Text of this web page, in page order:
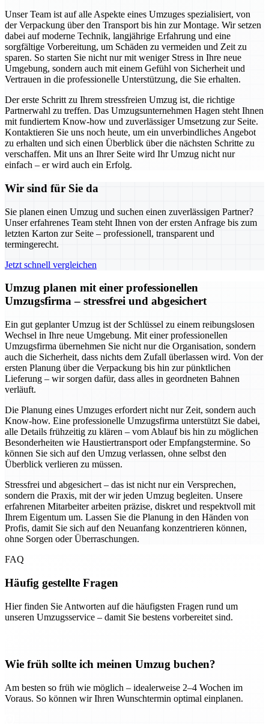
Unser Team ist auf alle Aspekte eines Umzuges spezialisiert, von
der Verpackung über den Transport bis hin zur Montage. Wir setzen
dabei auf moderne Technik, langjährige Erfahrung und eine
sorgfältige Vorbereitung, um Schäden zu vermeiden und Zeit zu
sparen. So starten Sie nicht nur mit weniger Stress in Ihre neue
Umgebung, sondern auch mit einem Gefühl von Sicherheit und
Vertrauen in die professionelle Unterstützung, die Sie erhalten.
Der erste Schritt zu Ihrem stressfreien Umzug ist, die richtige
Partnerwahl zu treffen. Das Umzugsunternehmen Hagen steht Ihnen
mit fundiertem Know-how und zuverlässiger Umsetzung zur Seite.
Kontaktieren Sie uns noch heute, um ein unverbindliches Angebot
zu erhalten und sich einen Überblick über die nächsten Schritte zu
verschaffen. Mit uns an Ihrer Seite wird Ihr Umzug nicht nur
einfach – er wird auch ein Erfolg.
Wir sind für Sie da
Sie planen einen Umzug und suchen einen zuverlässigen Partner?
Unser erfahrenes Team steht Ihnen von der ersten Anfrage bis zum
letzten Karton zur Seite – professionell, transparent und
termingerecht.
Jetzt schnell vergleichen
Umzug planen mit einer professionellen
Umzugsfirma – stressfrei und abgesichert
Ein gut geplanter Umzug ist der Schlüssel zu einem reibungslosen
Wechsel in Ihre neue Umgebung. Mit einer professionellen
Umzugsfirma übernehmen Sie nicht nur die Organisation, sondern
auch die Sicherheit, dass nichts dem Zufall überlassen wird. Von der
ersten Planung über die Verpackung bis hin zur pünktlichen
Lieferung – wir sorgen dafür, dass alles in geordneten Bahnen
verläuft.
Die Planung eines Umzuges erfordert nicht nur Zeit, sondern auch
Know-how. Eine professionelle Umzugsfirma unterstützt Sie dabei,
alle Details frühzeitig zu klären – vom Ablauf bis hin zu möglichen
Besonderheiten wie Haustiertransport oder Empfangstermine. So
können Sie sich auf den Umzug verlassen, ohne selbst den
Überblick verlieren zu müssen.
Stressfrei und abgesichert – das ist nicht nur ein Versprechen,
sondern die Praxis, mit der wir jeden Umzug begleiten. Unsere
erfahrenen Mitarbeiter arbeiten präzise, diskret und respektvoll mit
Ihrem Eigentum um. Lassen Sie die Planung in den Händen von
Profis, damit Sie sich auf den Neuanfang konzentrieren können,
ohne Sorgen oder Überraschungen.
FAQ
Häufig gestellte Fragen
Hier finden Sie Antworten auf die häufigsten Fragen rund um
unseren Umzugsservice – damit Sie bestens vorbereitet sind.
Wie früh sollte ich meinen Umzug buchen?
Am besten so früh wie möglich – idealerweise 2–4 Wochen im
Voraus. So können wir Ihren Wunschtermin optimal einplanen.